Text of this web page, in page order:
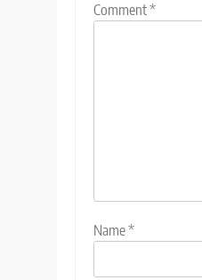
Comment*
Name*